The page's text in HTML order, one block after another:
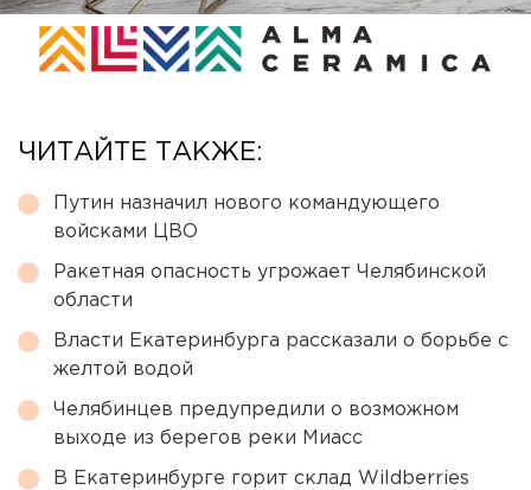
ЧИТАЙТЕ ТАКЖЕ:
Путин назначил нового командующего
войсками ЦВО
Ракетная опасность угрожает Челябинской
области
Власти Екатеринбурга рассказали о борьбе с
желтой водой
Челябинцев предупредили о возможном
выходе из берегов реки Миасс
В Екатеринбурге горит склад Wildberries